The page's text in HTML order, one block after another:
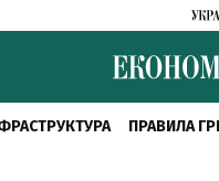
ПРАВИЛА